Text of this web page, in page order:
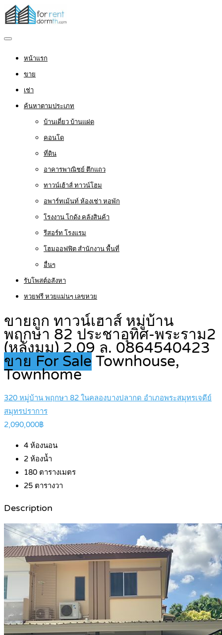
หน้าแรก
ขาย
เช่า
ค้นหาตามประเภท
บ้านเดี่ยว บ้านแฝด
คอนโด
ที่ดิน
อาคารพาณิชย์ ตึกแถว
ทาวน์เฮ้าส์ ทาวน์โฮม
อพาร์ทเม้นท์ ห้องเช่า หอพัก
โรงงาน โกดัง คลังสินค้า
รีสอร์ท โรงแรม
โฮมออฟฟิต สำนักงาน พื้นที่
อื่นๆ
รับโพสต์อสังหา
หวยฟรี หวยแม่นๆ เลขหวย
ขายถูก ทาวน์เฮาส์ หมู่บ้าน
พฤกษา 82 ประชาอุทิศ-พระราม2
(หลังมุม) 2.09 ล. 0864540423
ขาย For Sale Townhouse,
Townhome
320 หมู่บ้าน พฤกษา 82 ในคลองบางปลากด อำเภอพระสมุทรเจดีย์
สมุทรปราการ
2,090,000฿
4 ห้องนอน
2 ห้องน้ำ
180 ตารางเมตร
25 ตารางวา
Description